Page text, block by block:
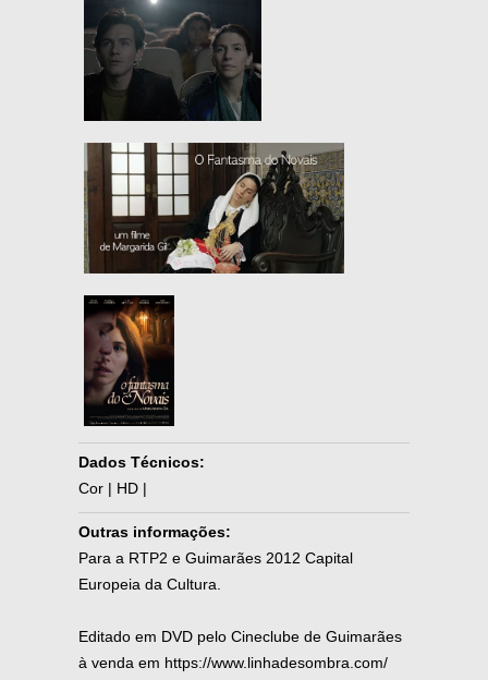
Dados Técnicos:
Cor | HD |
Outras informações:
Para a RTP2 e Guimarães 2012 Capital
Europeia da Cultura.
Editado em DVD pelo Cineclube de Guimarães
à venda em https://www.linhadesombra.com/